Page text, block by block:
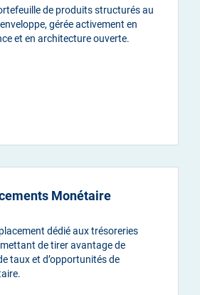
de produits structurés au
gérée activement en
et en architecture ouverte.
Monétaire
dédié aux trésoreries
de tirer avantage de
taux et d’opportunités de